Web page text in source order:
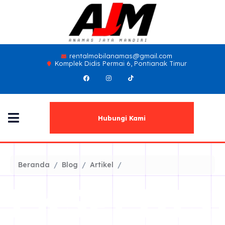
rentalmobilanamas@gmail.com
Komplek Didis Permai 6, Pontianak Timur
Hubungi Kami
Beranda Blog Artikel